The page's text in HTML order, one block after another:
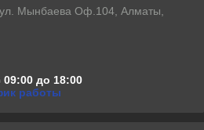
ул. Мынбаева Оф.104, Алматы,
09:00 до 18:00
работы